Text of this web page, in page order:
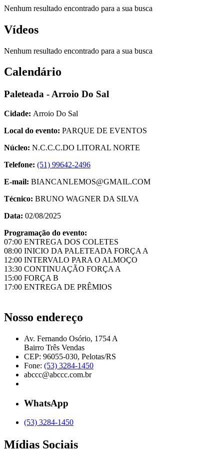
Nenhum resultado encontrado para a sua busca
Vídeos
Nenhum resultado encontrado para a sua busca
Calendário
Paleteada - Arroio Do Sal
Cidade: Arroio Do Sal
Local do evento: PARQUE DE EVENTOS
Núcleo: N.C.C.C.DO LITORAL NORTE
Telefone: (51) 99642-2496
E-mail: BIANCANLEMOS@GMAIL.COM
Técnico: BRUNO WAGNER DA SILVA
Data: 02/08/2025
Programação do evento:
07:00 ENTREGA DOS COLETES
08:00 INICIO DA PALETEADA FORÇA A
12:00 INTERVALO PARA O ALMOÇO
13:30 CONTINUAÇÃO FORÇA A
15:00 FORÇA B
17:00 ENTREGA DE PRÊMIOS
Nosso endereço
Av. Fernando Osório, 1754 A
Bairro Três Vendas
CEP: 96055-030, Pelotas/RS
Fone: (53) 3284-1450
abccc@abccc.com.br
WhatsApp
(53) 3284-1450
Mídias Sociais